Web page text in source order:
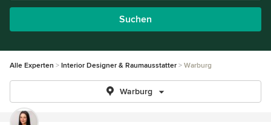
Suchen
Alle Experten Interior Designer & Raumausstatter Warburg
Warburg